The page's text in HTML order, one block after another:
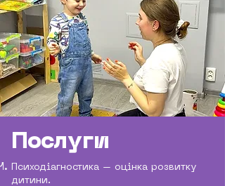
Послуги
Психодіагностика – оцінка розвитку
дитини.